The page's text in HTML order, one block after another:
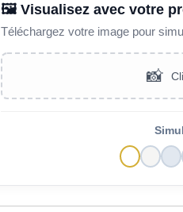
🖼️ Visualisez avec votre
Téléchargez votre image pour
📸